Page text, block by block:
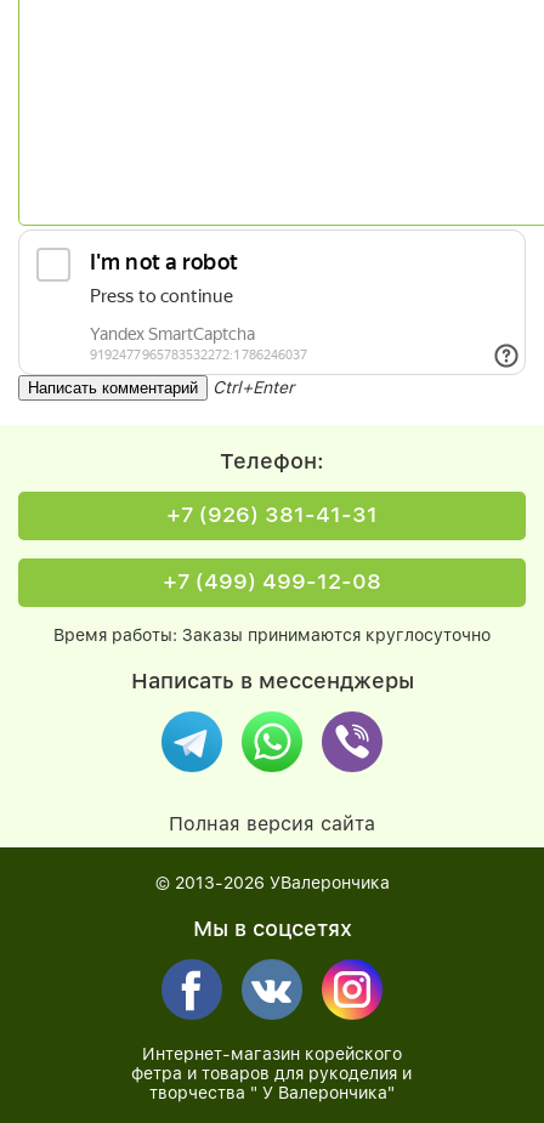
Ctrl+Enter
Телефон:
+7 (926) 381-41-31
+7 (499) 499-12-08
Время работы: Заказы принимаются круглосуточно
Написать в мессенджеры
Полная версия сайта
© 2013-2026 УВалерончика
Мы в соцсетях
Интернет-магазин корейского
фетра и товаров для рукоделия и
творчества " У Валерончика"